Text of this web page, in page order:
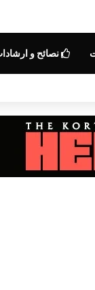
نصائح و